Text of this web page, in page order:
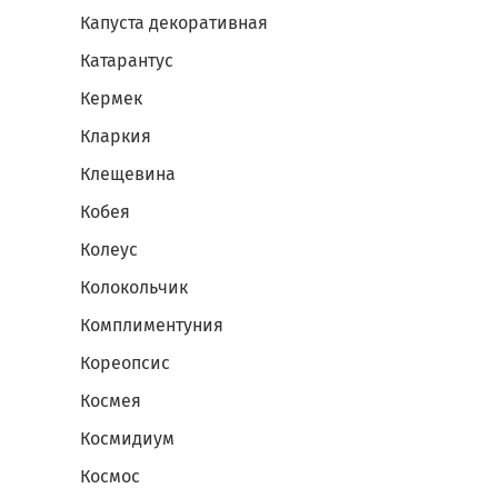
Капуста декоративная
Катарантус
Кермек
Кларкия
Клещевина
Кобея
Колеус
Колокольчик
Комплиментуния
Кореопсис
Космея
Космидиум
Космос